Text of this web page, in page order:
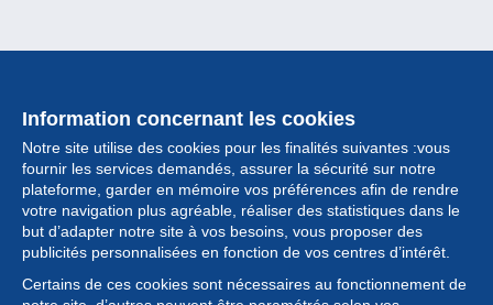
Information concernant les cookies
Notre site utilise des cookies pour les finalités suivantes :vous
fournir les services demandés, assurer la sécurité sur notre
plateforme, garder en mémoire vos préférences afin de rendre
votre navigation plus agréable, réaliser des statistiques dans le
but d’adapter notre site à vos besoins, vous proposer des
publicités personnalisées en fonction de vos centres d’intérêt.
Certains de ces cookies sont nécessaires au fonctionnement de
Collection
Actualités